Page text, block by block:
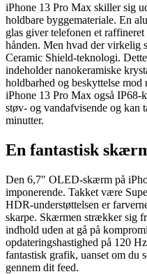
iPhone 13 Pro Max skiller sig
holdbare byggemateriale. En
glas giver telefonen et
hånden. Men hvad der virkelig
Ceramic Shield-teknologi.
indeholder nanokeramiske
holdbarhed og beskyttelse
iPhone 13 Pro Max også IP68-
støv- og vandafvisende og kan
minutter.
En fantastisk
Den 6,7″ OLED-skærm på
imponerende. Takket være
HDR-understøttelsen er
skarpe. Skærmen strækker sig
indhold uden at gå på
opdateringshastighed på 120
fantastisk grafik, uanset om du
gennem dit feed.